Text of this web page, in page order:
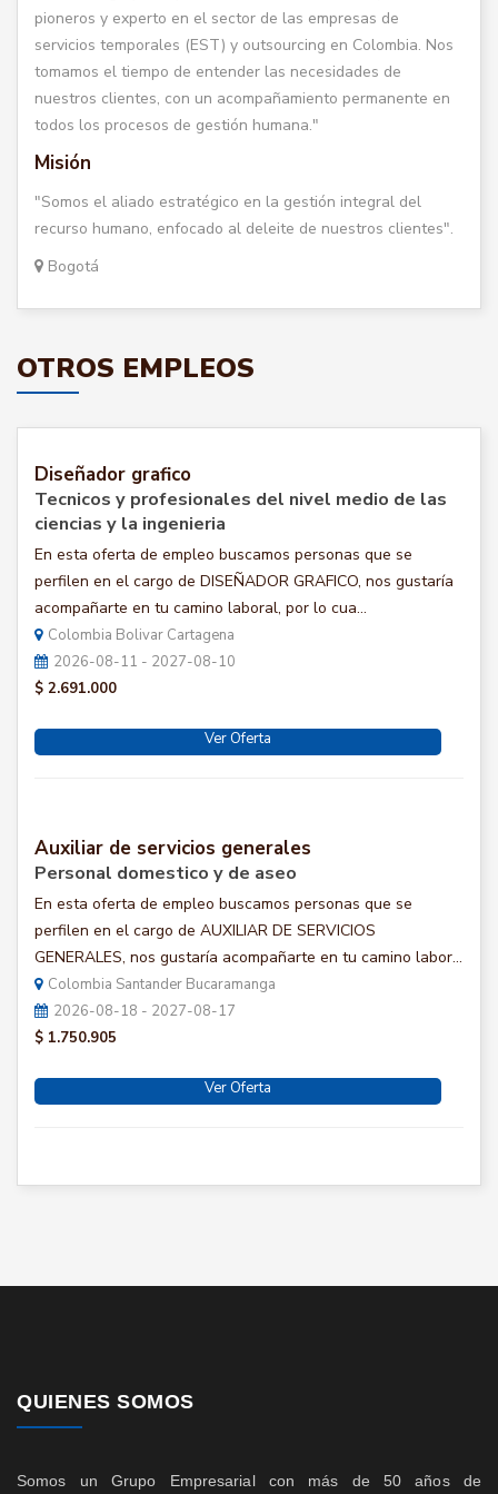
pioneros y experto en el sector de las empresas de
servicios temporales (EST) y outsourcing en Colombia. Nos
tomamos el tiempo de entender las necesidades de
nuestros clientes, con un acompañamiento permanente en
todos los procesos de gestión humana."
Misión
"Somos el aliado estratégico en la gestión integral del
recurso humano, enfocado al deleite de nuestros clientes".
Bogotá
OTROS EMPLEOS
Diseñador grafico
Tecnicos y profesionales del nivel medio de las
ciencias y la ingenieria
En esta oferta de empleo buscamos personas que se
perfilen en el cargo de DISEÑADOR GRAFICO, nos gustaría
acompañarte en tu camino laboral, por lo cua...
Colombia Bolivar Cartagena
2026-08-11 - 2027-08-10
$ 2.691.000
Ver Oferta
Auxiliar de servicios generales
Personal domestico y de aseo
En esta oferta de empleo buscamos personas que se
perfilen en el cargo de AUXILIAR DE SERVICIOS
GENERALES, nos gustaría acompañarte en tu camino labor...
Colombia Santander Bucaramanga
2026-08-18 - 2027-08-17
$ 1.750.905
Ver Oferta
QUIENES SOMOS
Somos un Grupo Empresarial con más de 50 años de